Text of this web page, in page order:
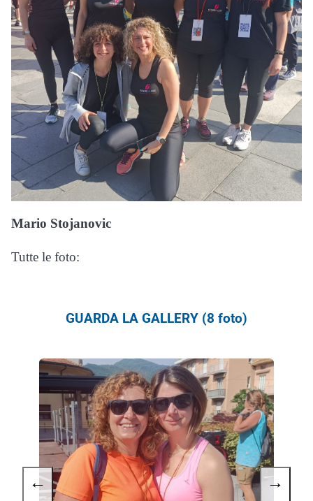
Mario Stojanovic
Tutte le foto:
GUARDA LA GALLERY (8 foto)
← →